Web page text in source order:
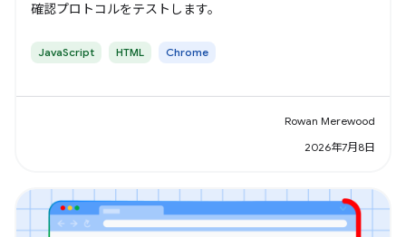
確認プロトコルをテストします。
JavaScript HTML Chrome
Rowan Merewood
2026年7月8日